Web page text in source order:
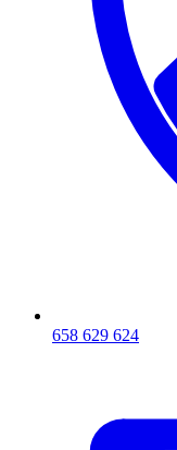
658 629 624